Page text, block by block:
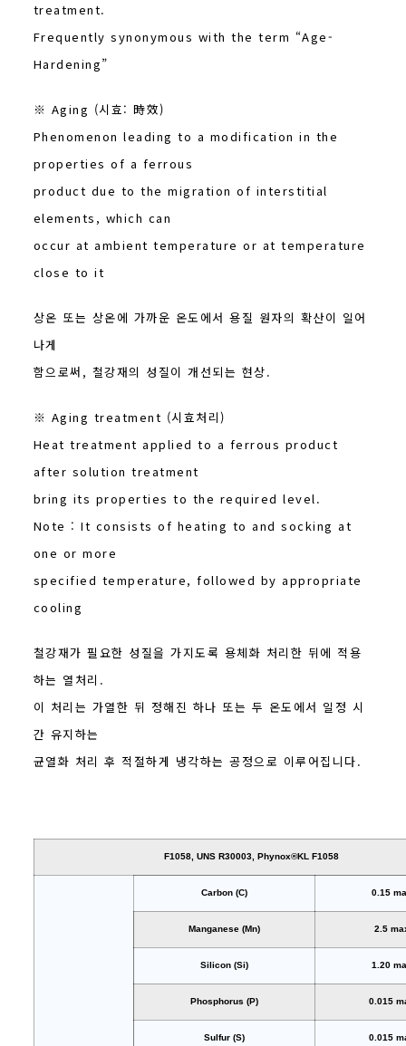
treatment.
Frequently synonymous with the term “Age-
Hardening”
※ Aging (시효: 時效)
Phenomenon leading to a modification in the
properties of a ferrous
product due to the migration of interstitial
elements, which can
occur at ambient temperature or at temperature
close to it
상온 또는 상온에 가까운 온도에서 용질 원자의 확산이 일어
나게
함으로써, 철강재의 성질이 개선되는 현상.
※ Aging treatment (시효처리)
Heat treatment applied to a ferrous product
after solution treatment
bring its properties to the required level.
Note : It consists of heating to and socking at
one or more
specified temperature, followed by appropriate
cooling
철강재가 필요한 성질을 가지도록 용체화 처리한 뒤에 적용
하는 열처리.
이 처리는 가열한 뒤 정해진 하나 또는 두 온도에서 일정 시
간 유지하는
균열화 처리 후 적절하게 냉각하는 공정으로 이루어집니다.
F1058, UNS R30003, Phynox®KL F1058
Carbon (C) 0.15
Manganese (Mn) 2.5
Silicon (Si) 1.20
Phosphorus (P) 0.015
Sulfur (S) 0.015